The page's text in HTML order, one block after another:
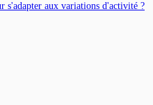
s'adapter aux variations d'activité ?